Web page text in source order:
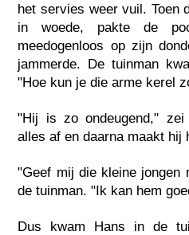
het servies weer vuil. Toen
in woede, pakte de
meedogenloos op zijn
jammerde. De tuinman
"Hoe kun je die arme kerel
"Hij is zo ondeugend,"
alles af en daarna maakt hij
"Geef mij die kleine jongen
de tuinman. "Ik kan hem
Dus kwam Hans in de